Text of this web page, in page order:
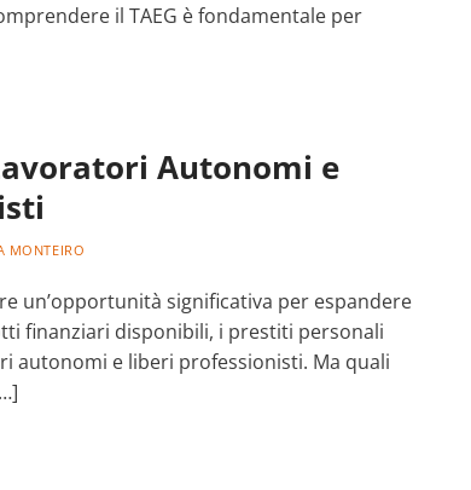
il TAEG è fondamentale per
Autonomi e
MONTEIRO
un’opportunità significativa per espandere
finanziari disponibili, i prestiti personali
autonomi e liberi professionisti. Ma quali